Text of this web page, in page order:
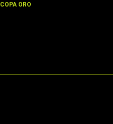
COPA ORO